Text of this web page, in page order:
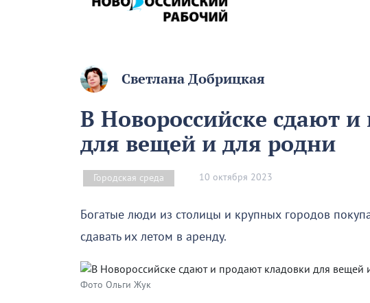
Светлана Добрицкая
В Новороссийске сдают
для вещей и для родни
Городская среда 10 октября 2023
Богатые люди из столицы и крупных городов
сдавать их летом в аренду.
Фото Ольги Жук